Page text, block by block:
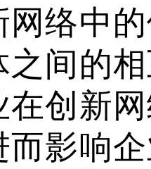
网络中
之间的
在创新
而影响